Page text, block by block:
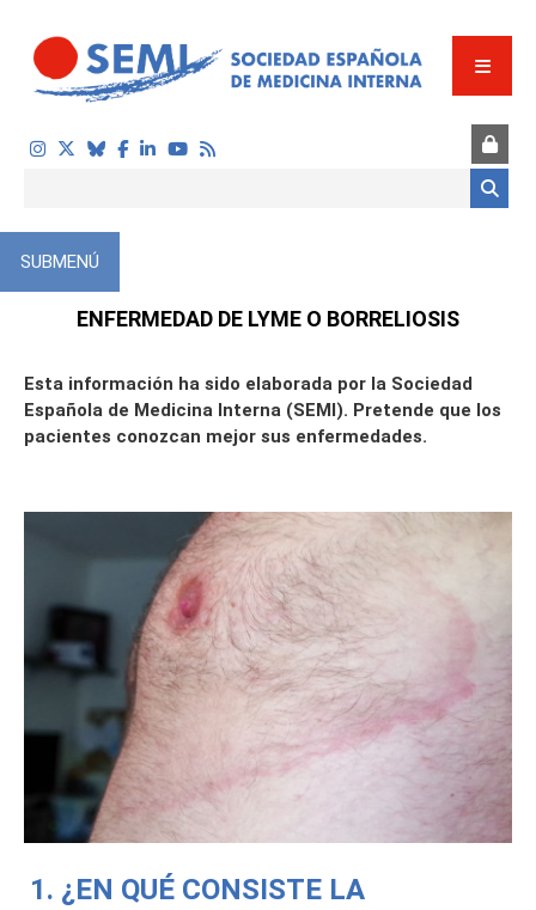
ENFERMEDAD DE LYME O BORRELIOSIS
SUBMENÚ
Esta información ha sido elaborada por la Sociedad
Española de Medicina Interna (SEMI). Pretende que los
pacientes conozcan mejor sus enfermedades.
1. ¿EN QUÉ CONSISTE LA